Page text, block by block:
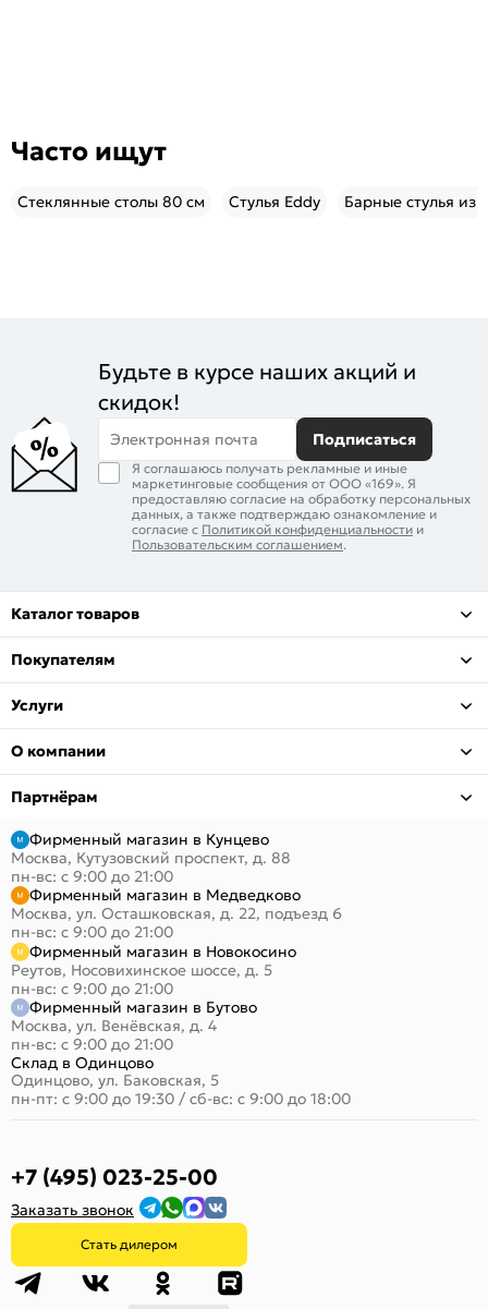
Часто ищут
Стеклянные столы 80 см Стулья Eddy Барные стулья из
Будьте в курсе наших акций и
скидок!
Электронная почта Подписаться
Я соглашаюсь получать рекламные и иные
маркетинговые сообщения от ООО «169». Я
предоставляю согласие на обработку персональных
данных, а также подтверждаю ознакомление и
согласие с Политикой конфиденциальности и
Пользовательским соглашением.
Каталог товаров
Покупателям
Услуги
О компании
Партнёрам
Фирменный магазин в Кунцево
Москва, Кутузовский проспект, д. 88
пн-вс: с 9:00 до 21:00
Фирменный магазин в Медведково
Москва, ул. Осташковская, д. 22, подъезд 6
пн-вс: с 9:00 до 21:00
Фирменный магазин в Новокосино
Реутов, Носовихинское шоссе, д. 5
пн-вс: с 9:00 до 21:00
Фирменный магазин в Бутово
Москва, ул. Венёвская, д. 4
пн-вс: с 9:00 до 21:00
Склад в Одинцово
Одинцово, ул. Баковская, 5
пн-пт: с 9:00 до 19:30 / сб-вс: с 9:00 до 18:00
+7 (495) 023-25-00
Заказать звонок
Стать дилером